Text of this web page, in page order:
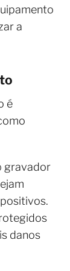
a
é
gravador
danos